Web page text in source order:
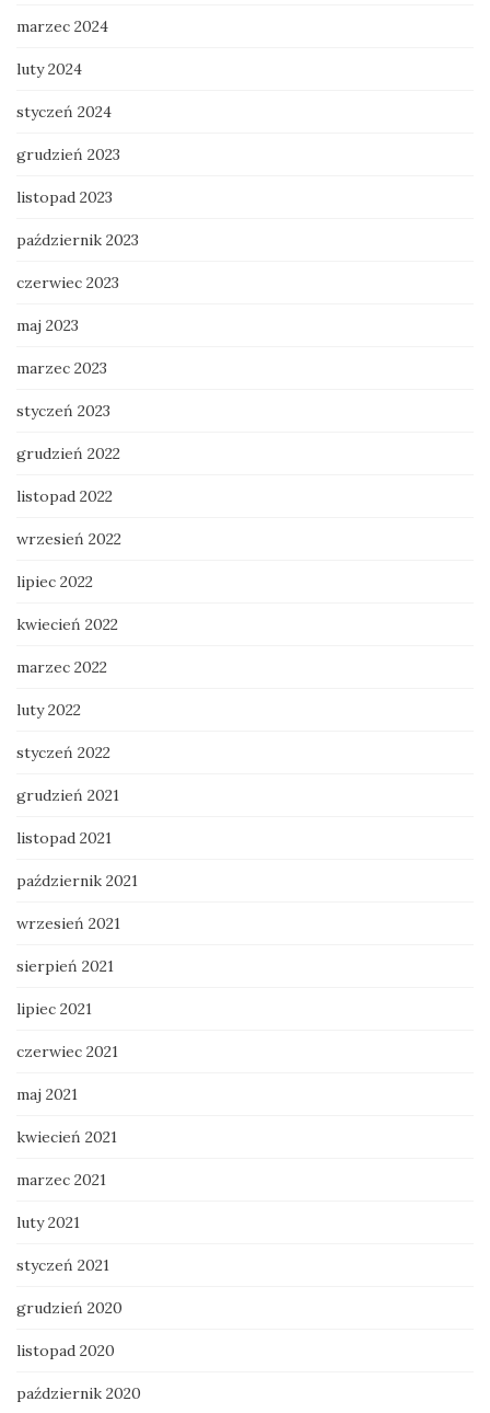
marzec 2024
luty 2024
styczeń 2024
grudzień 2023
listopad 2023
październik 2023
czerwiec 2023
maj 2023
marzec 2023
styczeń 2023
grudzień 2022
listopad 2022
wrzesień 2022
lipiec 2022
kwiecień 2022
marzec 2022
luty 2022
styczeń 2022
grudzień 2021
listopad 2021
październik 2021
wrzesień 2021
sierpień 2021
lipiec 2021
czerwiec 2021
maj 2021
kwiecień 2021
marzec 2021
luty 2021
styczeń 2021
grudzień 2020
listopad 2020
październik 2020